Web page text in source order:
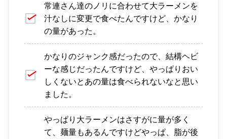
常連さん達のノリに合わせて大ラーメンを
汁なしに変更で食べたんですけど、かなり
の量があった。
かなりのジャンク感だったので、結構ヘビ
ーな感じだったんですけど、やっぱりおい
しくないとあの量は食べられないなと思い
ました。
やっぱり大ラーメンはさすがに量が多く
て、麺量もあるんですけどやっぱ、脂が後